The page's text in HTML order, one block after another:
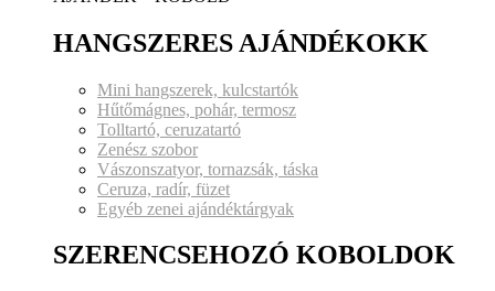
HANGSZERES AJÁNDÉKOKK
Mini hangszerek, kulcstartók
Hűtőmágnes, pohár, termosz
Tolltartó, ceruzatartó
Zenész szobor
Vászonszatyor, tornazsák, táska
Ceruza, radír, füzet
Egyéb zenei ajándéktárgyak
SZERENCSEHOZÓ KOBOLDOK